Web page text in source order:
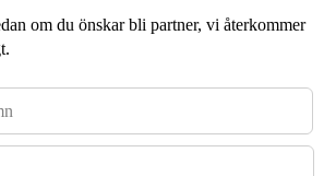
om du önskar bli partner, vi återkommer